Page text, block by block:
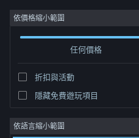
登入
社群
關於
依價格縮小範圍
任何價格
折扣與活動
隱藏免費遊玩項目
依語言縮小範圍
開發人員: Roboxide Studio